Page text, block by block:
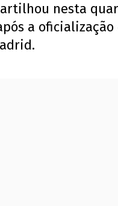
nesta
a